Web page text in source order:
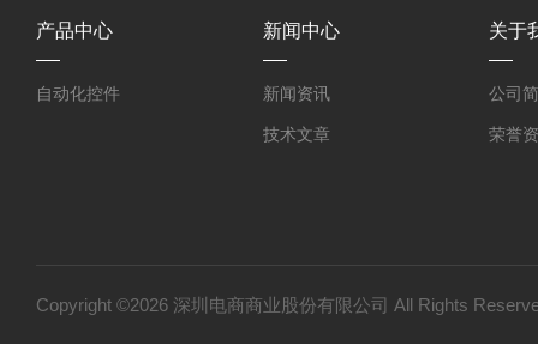
产品中心
自动化控件
新闻中心
新闻资讯
技术文章
关于
公司
荣誉
Copyright ©2026 深圳电商商业股份有限公司 All Rights